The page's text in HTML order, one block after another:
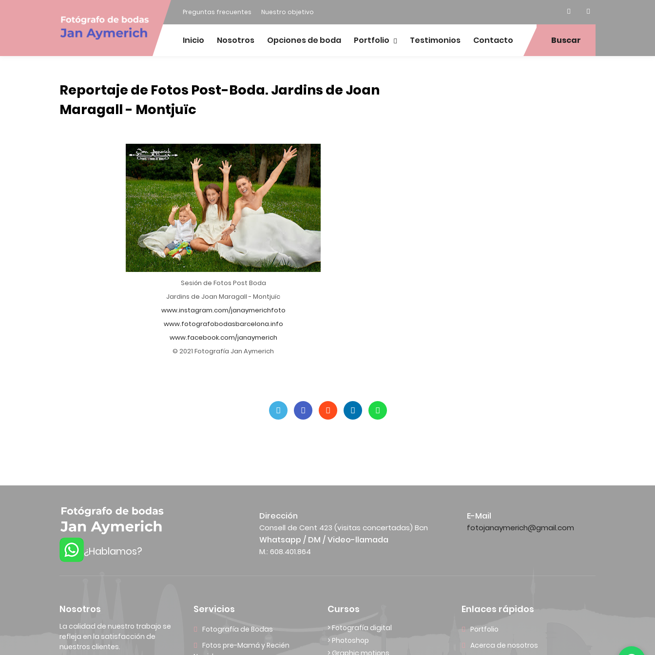
Preguntas frecuentes Nuestro objetivo
Inicio Nosotros Opciones de boda Portfolio Testimonios Contacto Buscar
Reportaje de Fotos Post-Boda. Jardins de Joan
Maragall - Montjuïc
Sesión de Fotos Post Boda
Jardins de Joan Maragall - Montjuïc
www.instagram.com/janaymerichfoto
www.fotografobodasbarcelona.info
www.facebook.com/janaymerich
© 2021 Fotografía Jan Aymerich
¿Hablamos?
Dirección
Consell de Cent 423 (visitas concertadas) Bcn
E-Mail
fotojanaymerich@gmail.com
Whatsapp / DM / Video-llamada
M.: 608.401.864
Nosotros
La calidad de nuestro trabajo se
refleja en la satisfacción de
nuestros clientes.
Servicios
Fotografía de Bodas
Fotos pre-Mamá y Recién
Cursos
> Fotografía digital
> Photoshop
Enlaces rápidos
Portfolio
Acerca de nosotros